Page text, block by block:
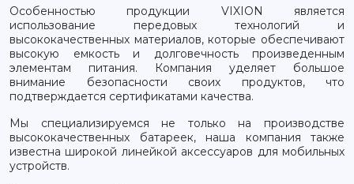
Особенностью продукции VIXION является
использование передовых технологий и
высококачественных материалов, которые обеспечивают
высокую емкость и долговечность произведенным
элементам питания. Компания уделяет большое
внимание безопасности своих продуктов, что
подтверждается сертификатами качества.
Мы специализируемся не только на производстве
высококачественных батареек, наша компания также
известна широкой линейкой аксессуаров для мобильных
устройств.